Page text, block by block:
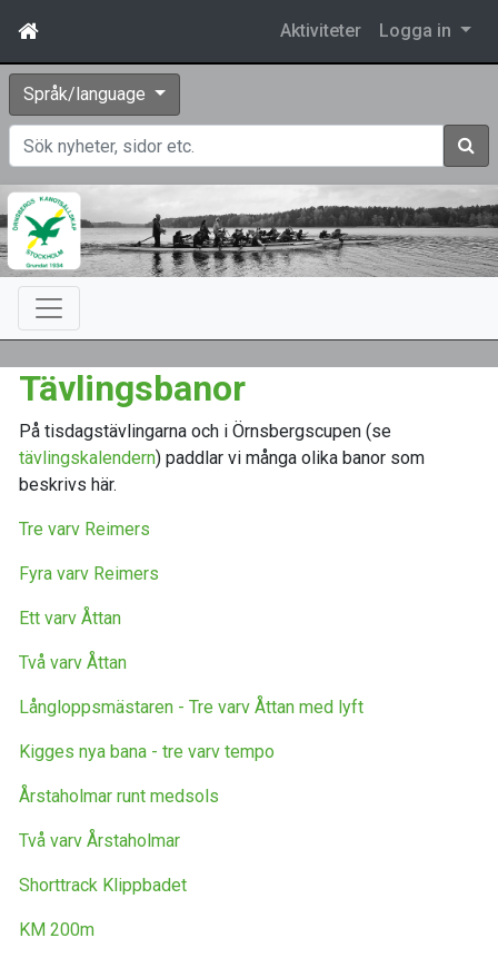
Aktiviteter Logga in
Språk/language
Sök
Tävlingsbanor
På tisdagstävlingarna och i Örnsbergscupen (se
tävlingskalendern) paddlar vi många olika banor som
beskrivs här.
Tre varv Reimers
Fyra varv Reimers
Ett varv Åttan
Två varv Åttan
Långloppsmästaren - Tre varv Åttan med lyft
Kigges nya bana - tre varv tempo
Årstaholmar runt medsols
Två varv Årstaholmar
Shorttrack Klippbadet
KM 200m